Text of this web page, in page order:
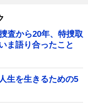
査から20年、特捜取
ま語り合ったこと
生を生きるための5